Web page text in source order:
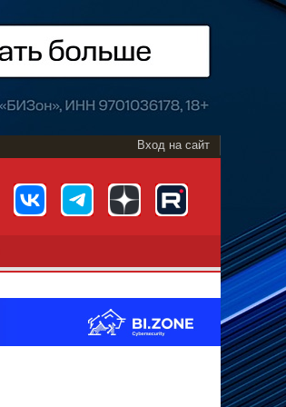
Вход на сайт